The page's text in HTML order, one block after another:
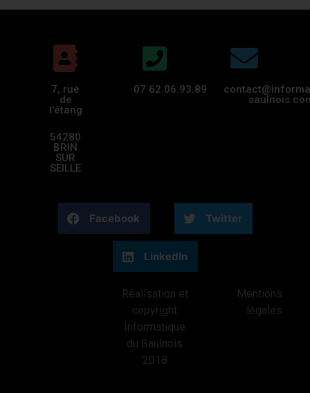
7, rue
de
l'étang
54280
BRIN
SUR
SEILLE
07.62.06.93.89
Facebook Twitter
LinkedIn
Réalisation et
copyright
Informatique
du Saulnois
2018
Mentions
légales